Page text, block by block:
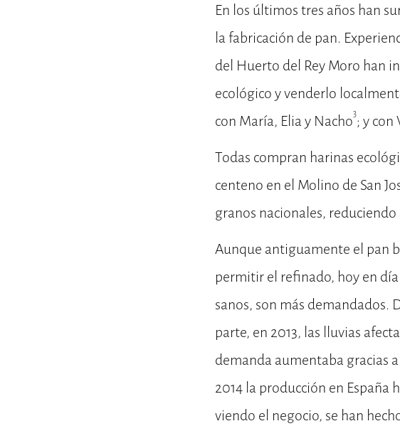
En los últimos tres años han
la fabricación de pan.
del Huerto del Rey Moro han
ecológico y venderlo
con María, Elia y Nacho3; y con
Todas compran harinas
centeno en el Molino de San
granos nacionales,
Aunque antiguamente el pan
permitir el refinado, hoy en
sanos, son más demandados.
parte, en 2013, las lluvias
demanda aumentaba gracias
2014 la producción en
viendo el negocio, se han